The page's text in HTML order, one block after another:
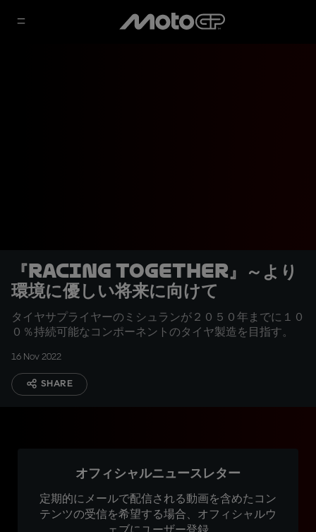
『RACING TOGETHER』～より
環境に優しい将来に向けて
タイヤサプライヤーのミシュランが２０５０年までに１０
０％持続可能なコンポーネントのタイヤ製造を目指す。
16 Nov 2022
SHARE
オフィシャルニュースレター
定期的にメールで配信される動画を含めたコン
テンツの受信を希望する場合、オフィシャルウ